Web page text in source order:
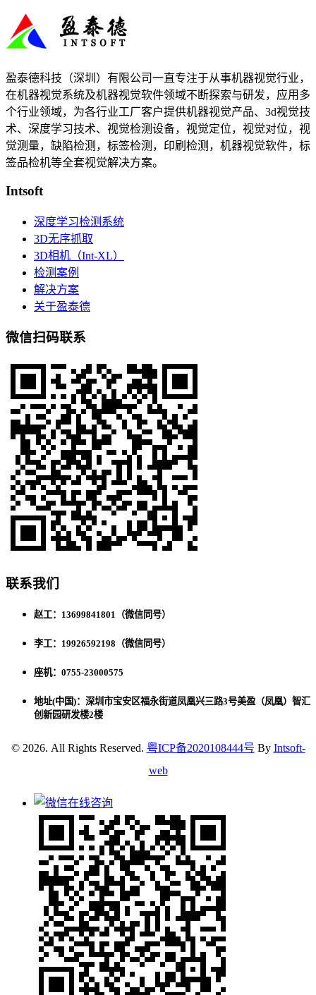
盈泰德科技（深圳）有限公司一直专注于从事机器视觉行业，
在机器视觉系统及机器视觉软件领域不断探索与研发​，应用多
个行业领域，为各行业工厂客户提供机器视觉产品、3d视觉技
术、深度学习技术、视觉检测设备，视觉定位，视觉对位，视
觉测量，缺陷检测，标签检测，印刷检测，机器视觉软件，标
签品检机等​全套视觉解决方案​。
Intsoft
深度学习检测系统
3D无序抓取
3D相机（Int-XL）
检测案例
解决方案
关于盈泰德
微信扫码联系
联系我们
赵工：13699841801（微信同号）
李工：19926592198（微信同号）
座机：0755-23000575
地址(中国)：深圳市宝安区福永街道凤凰兴三路3号美盈（凤凰）智汇
创新园研发楼2楼
© 2026. All Rights Reserved. 粤ICP备2020108444号 By Intsoft-
web